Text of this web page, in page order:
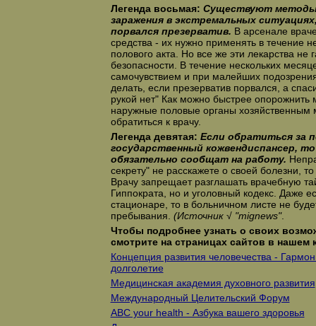
Легенда восьмая: Существуют
заражения в экстремальных
порвался презерватив. В арсенале
средства - их нужно применять в течение
полового акта. Но все же эти лекарства не
безопасности. В течение нескольких
самочувствием и при малейших
делать, если презерватив порвался, а
рукой нет" Как можно быстрее опорожнить
наружные половые органы
обратиться к врачу.
Легенда девятая: Если обратиться за
государственный кожвендиспансер,
обязательно сообщат на работу.
секрету" не расскажете о своей болезни,
Врачу запрещает разглашать врачебную
Гиппократа, но и уголовный кодекс. Даже
стационаре, то в больничном листе не
пребывания. (Источник √ "mignews".
Чтобы подробнее узнать о своих
смотрите на страницах сайтов в нашем
Концепция развития человечества -
долголетие
Медицинская академия духовного развития
Международный Целительский Форум
ABC your health - Азбука вашего здоровья